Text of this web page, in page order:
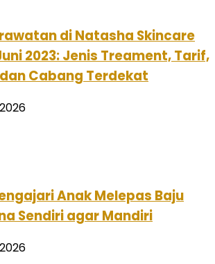
di Natasha Skincare
2023: Jenis Treament, Tarif,
Cabang Terdekat
Anak Melepas Baju
Sendiri agar Mandiri